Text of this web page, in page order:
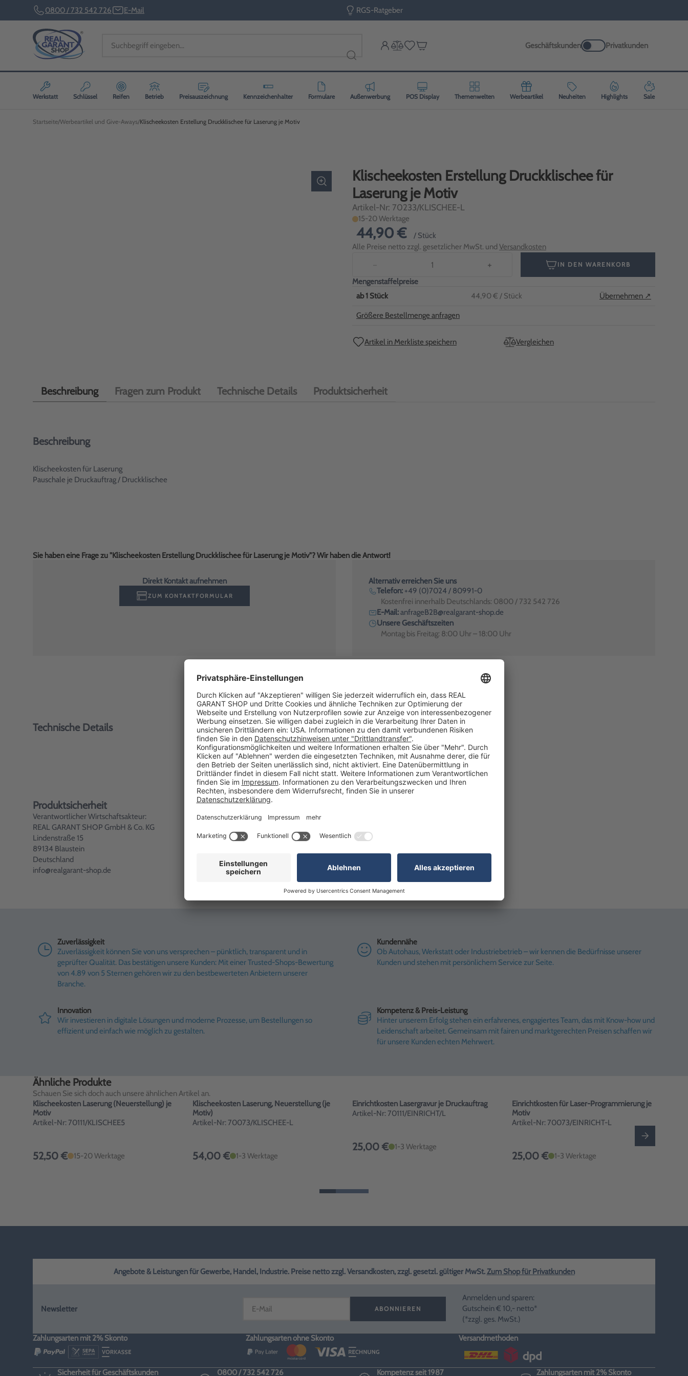
0800 / 732 542 726 E-Mail RGS-Ratgeber
Geschäftskunden Privatkunden
Werkstatt Schlüssel Reifen Betrieb Preisauszeichnung Kennzeichenhalter Formulare Außenwerbung POS Display Themenwelten Werbeartikel Neuheiten Highlights Sale
Startseite Werbeartikel und Give-Aways Klischeekosten Erstellung Druckklischee für Laserung je Motiv
Klischeekosten Erstellung Druckklischee für
Laserung je Motiv
Artikel-Nr: 70233/KLISCHEE-L
15-20 Werktage
44,90 €
/ Stück
Alle Preise netto zzgl. gesetzlicher MwSt. und Versandkosten
− + IN DEN WARENKORB
Mengenstaffelpreise
ab1 Stück 44,90 € / Stück Übernehmen ↗
Größere Bestellmenge anfragen
Artikel in Merkliste speichern Vergleichen
Beschreibung Fragen zum Produkt Technische Details Produktsicherheit
Beschreibung
Klischeekosten für Laserung
Pauschale je Druckauftrag / Druckklischee
Sie haben eine Frage zu "Klischeekosten Erstellung Druckklischee für Laserung je Motiv"? Wir haben die Antwort!
Direkt Kontakt aufnehmen
ZUM KONTAKTFORMULAR
Alternativ erreichen Sie uns
Telefon: +49 (0)7024 / 80991-0
Kostenfrei innerhalb Deutschlands: 0800 / 732 542 726
E-Mail:anfrageB2B@realgarant-shop.de
Unsere Geschäftszeiten
Montag bis Freitag: 8:00 Uhr – 18:00 Uhr
Technische Details
Produktsicherheit
Verantwortlicher Wirtschaftsakteur:
REAL GARANT SHOP GmbH & Co. KG
Lindenstraße 15
89134 Blaustein
Deutschland
info@realgarant-shop.de
Zuverlässigkeit
Zuverlässigkeit können Sie von uns versprechen – pünktlich, transparent und in
geprüfter Qualität. Das bestätigen unsere Kunden: Mit einer Trusted-Shops-Bewertung
von 4.89 von 5 Sternen gehören wir zu den bestbewerteten Anbietern unserer
Branche.
Kundennähe
Ob Autohaus, Werkstatt oder Industriebetrieb – wir kennen die Bedürfnisse unserer
Kunden und stehen mit persönlichem Service zur Seite.
Innovation
Wir investieren in digitale Lösungen und moderne Prozesse, um Bestellungen so
effizient und einfach wie möglich zu gestalten.
Kompetenz & Preis-Leistung
Hinter unserem Erfolg stehen ein erfahrenes, engagiertes Team, das mit Know-how und
Leidenschaft arbeitet. Gemeinsam mit fairen und marktgerechten Preisen schaffen wir
für unsere Kunden echten Mehrwert.
Ähnliche Produkte
Schauen Sie sich doch auch unsere ähnlichen Artikel an.
Klischeekosten Laserung (Neuerstellung) je
Motiv
Artikel-Nr: 70111/KLISCHEE5
52,50 € 15-20 Werktage
Klischeekosten Laserung, Neuerstellung (je
Motiv)
Artikel-Nr: 70073/KLISCHEE-L
54,00 € 1-3 Werktage
Einrichtkosten Lasergravur je Druckauftrag
Artikel-Nr: 70111/EINRICHT/L
25,00 € 1-3 Werktage
Einrichtkosten für Laser-Programmierung je
Motiv
Artikel-Nr: 70073/EINRICHT-L
25,00 € 1-3 Werktage
Angebote & Leistungen für Gewerbe, Handel, Industrie. Preise netto zzgl. Versandkosten, zzgl. gesetzl. gültiger MwSt.Zum Shop für Privatkunden
Newsletter ABONNIEREN
Anmelden und sparen:
Gutschein € 10,- netto*
(*zzgl. ges. MwSt.)
Zahlungsarten mit 2% Skonto Zahlungsarten ohne Skonto Versandmethoden
Sicherheit für Geschäftskunden 0800 / 732 542 726 Kompetenz seit 1987 Zahlungsarten mit 2% Skonto